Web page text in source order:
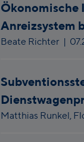
Ökonomische
Anreizsystem
Beate Richter|
Matthias Runkel,